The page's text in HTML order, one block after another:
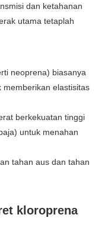
dan ketahanan
utama tetaplah
neoprena) biasanya
elastisitas
berkekuatan tinggi
untuk menahan
tahan aus dan tahan
kloroprena